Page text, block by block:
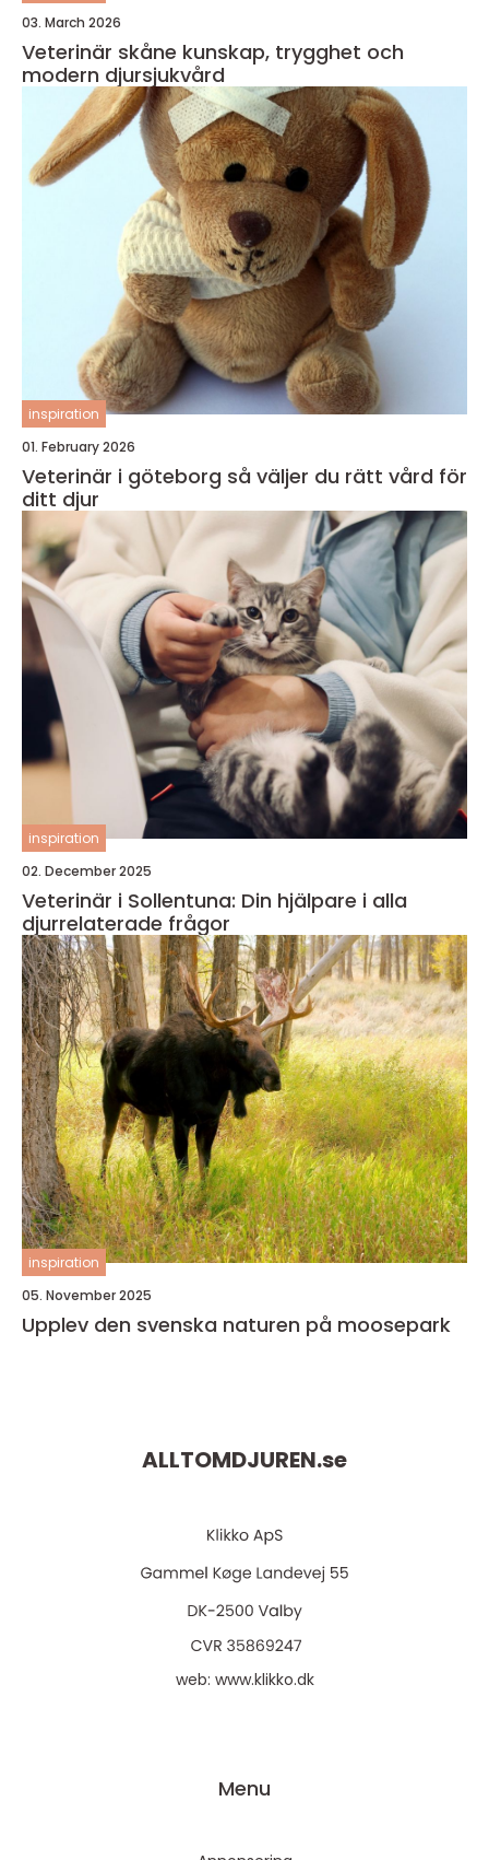
03. March 2026
Veterinär skåne kunskap, trygghet och
modern djursjukvård
inspiration
01. February 2026
Veterinär i göteborg så väljer du rätt vård för
ditt djur
inspiration
02. December 2025
Veterinär i Sollentuna: Din hjälpare i alla
djurrelaterade frågor
inspiration
05. November 2025
Upplev den svenska naturen på moosepark
ALLTOMDJUREN.se
web: www.klikko.dk
Menu